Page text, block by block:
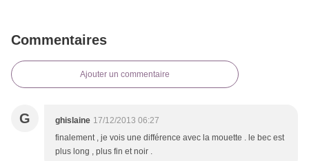
Commentaires
Ajouter un commentaire
G ghislaine 17/12/2013 06:27
finalement , je vois une différence avec la mouette . le bec est
plus long , plus fin et noir .